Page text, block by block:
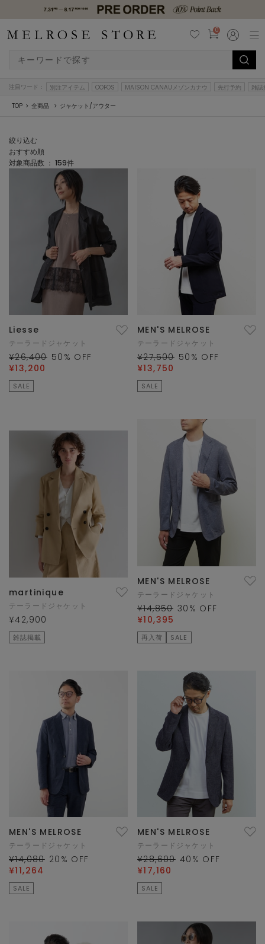
0
注目ワード： 別注アイテム OOFOS MAISON CANAUメゾンカナウ 先行予約 雑誌
TOP 全商品 ジャケット/アウター
絞り込む
おすすめ順
対象商品数 ： 159件
Liesse
テーラードジャケット
¥26,400 50 % OFF
¥13,200
SALE
MEN'S MELROSE
テーラードジャケット
¥27,500 50 % OFF
¥13,750
SALE
martinique
テーラードジャケット
¥42,900
雑誌掲載
MEN'S MELROSE
テーラードジャケット
¥14,850 30 % OFF
¥10,395
再入荷 SALE
MEN'S MELROSE
テーラードジャケット
¥14,080 20 % OFF
¥11,264
SALE
MEN'S MELROSE
テーラードジャケット
¥28,600 40 % OFF
¥17,160
SALE